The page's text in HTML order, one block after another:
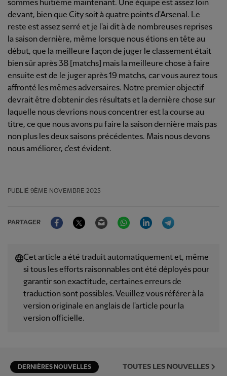
sommes huitième maintenant. Une équipe est assez loin
devant, bien que City soit à quatre points d'Arsenal. Le
reste est assez serré et je l'ai dit à de nombreuses reprises
la saison dernière, même lorsque nous étions en tête au
début, que la meilleure façon de juger le classement était
bien sûr après 38 [matchs] mais la meilleure chose à faire
ensuite est de le juger après 19 matchs, car vous aurez tous
affronté les mêmes adversaires. Notre premier objectif
devrait être d'obtenir des résultats et la dernière chose sur
laquelle nous devrions nous concentrer est la course au
titre, ce que nous avons pu faire la saison dernière mais pas
non plus les deux saisons précédentes. Mais nous devons
nous améliorer, c'est évident.
PUBLIÉ 9ÈME NOVEMBRE 2025
PARTAGER
FacebookTwitter Email WhatsAppLinkedIn
Cet article a été traduit automatiquement et, même
si tous les efforts raisonnables ont été déployés pour
garantir son exactitude, certaines erreurs de
traduction sont possibles. Veuillez vous référer à la
version originale en anglais de l'article pour la
version officielle.
DERNIÈRES NOUVELLES TOUTES LES NOUVELLES